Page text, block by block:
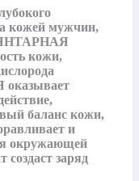
кожей мужчин,
ЯНТАРНАЯ
кожи,
баланс кожи,
и
окружающей
заряд